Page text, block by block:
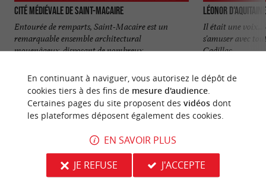
Cité médiévale de Saint-Macaire
Entourée de remparts, Saint-Macaire est un
remarquable ensemble architectural
moyenâgeux, disposant de nombreux ...
2,2 km - Saint-Macaire
Léonor d'Aquitaine
Il était une voix...
s'amuser avec
Cadillac, ...
3,4 km -
NOUS AVONS TESTÉPOUR VOUS
En continuant à naviguer, vous autorisez le dépôt de
cookies tiers à des fins de mesure d'audience.
Certaines pages du site proposent des vidéosdont
les plateformes déposent également des cookies.
EN SAVOIR PLUS
JE REFUSE
J'ACCEPTE